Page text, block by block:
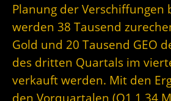
Planung der Verschiffungen
werden 38 Tausend
Gold und 20 Tausend GEO
des dritten Quartals im
verkauft werden. Mit den
den Vorquartalen (Q1 1,34